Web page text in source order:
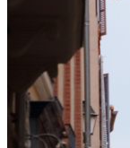
Так, будь
пропозиції *
Підписуючись
користування и
використання
даних*